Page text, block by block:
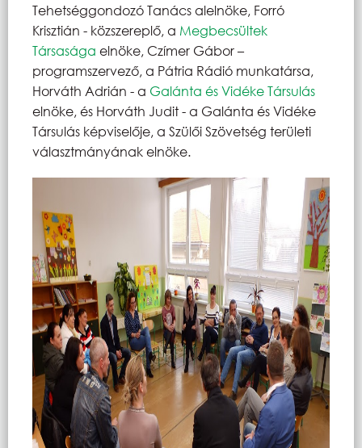
Tehetséggondozó Tanács alelnöke, Forró
Krisztián - közszereplő, a Megbecsültek
Társasága elnöke, Czímer Gábor –
programszervező, a Pátria Rádió munkatársa,
Horváth Adrián - a Galánta és Vidéke Társulás
elnöke, és Horváth Judit - a Galánta és Vidéke
Társulás képviselője, a Szülői Szövetség területi
választmányának elnöke.